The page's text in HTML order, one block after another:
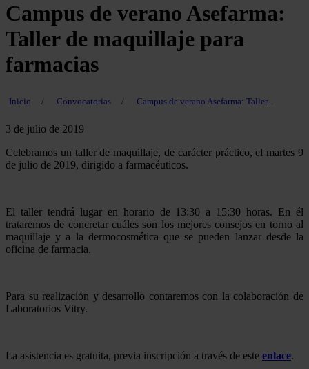
Campus de verano Asefarma:
Taller de maquillaje para
farmacias
Inicio / Convocatorias / Campus de verano Asefarma: Taller...
3 de julio de 2019
Celebramos un taller de maquillaje, de carácter práctico, el martes 9
de julio de 2019, dirigido a farmacéuticos.
El taller tendrá lugar en horario de 13:30 a 15:30 horas. En él
trataremos de concretar cuáles son los mejores consejos en torno al
maquillaje y a la dermocosmética que se pueden lanzar desde la
oficina de farmacia.
Para su realización y desarrollo contaremos con la colaboración de
Laboratorios Vitry.
La asistencia es gratuita, previa inscripción a través de este enlace.